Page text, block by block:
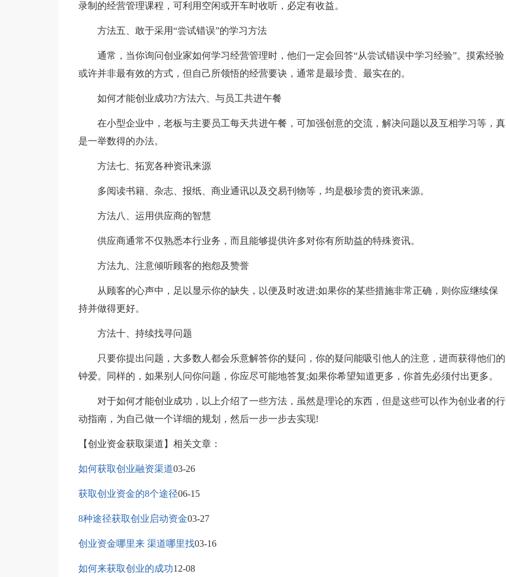
录制的经营管理课程，可利用空闲或开车时收听，必定有收益。
方法五、敢于采用“尝试错误”的学习方法
通常，当你询问创业家如何学习经营管理时，他们一定会回答“从尝试错误中学习经验”。摸索经验
或许并非最有效的方式，但自己所领悟的经营要诀，通常是最珍贵、最实在的。
如何才能创业成功?方法六、与员工共进午餐
在小型企业中，老板与主要员工每天共进午餐，可加强创意的交流，解决问题以及互相学习等，真
是一举数得的办法。
方法七、拓宽各种资讯来源
多阅读书籍、杂志、报纸、商业通讯以及交易刊物等，均是极珍贵的资讯来源。
方法八、运用供应商的智慧
供应商通常不仅熟悉本行业务，而且能够提供许多对你有所助益的特殊资讯。
方法九、注意倾听顾客的抱怨及赞誉
从顾客的心声中，足以显示你的缺失，以便及时改进;如果你的某些措施非常正确，则你应继续保
持并做得更好。
方法十、持续找寻问题
只要你提出问题，大多数人都会乐意解答你的疑问，你的疑问能吸引他人的注意，进而获得他们的
钟爱。同样的，如果别人问你问题，你应尽可能地答复;如果你希望知道更多，你首先必须付出更多。
对于如何才能创业成功，以上介绍了一些方法，虽然是理论的东西，但是这些可以作为创业者的行
动指南，为自己做一个详细的规划，然后一步一步去实现!
【创业资金获取渠道】相关文章：
如何获取创业融资渠道03-26
获取创业资金的8个途径06-15
8种途径获取创业启动资金03-27
创业资金哪里来 渠道哪里找03-16
如何来获取创业的成功12-08